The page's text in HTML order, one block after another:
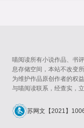
喵阅读所有小说作品、书
息存储空间，本站不改变
为维护作品原创作者的权
与喵阅读联系，经查实，
苏网文【2021】